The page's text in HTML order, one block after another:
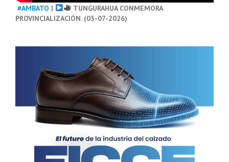
#AMBATO |
TUNGURAHUA CONMEMORA
PROVINCIALIZACIÓN. (03-07-2026)